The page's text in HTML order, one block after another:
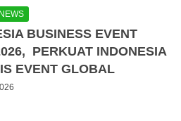
NEWS
BUSINESS EVENT
PERKUAT INDONESIA
EVENT GLOBAL